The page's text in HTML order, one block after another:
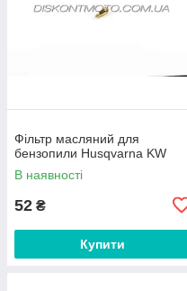
Фільтр масляний для
бензопили Husqvarna KW
В наявності
52 ₴
Купити